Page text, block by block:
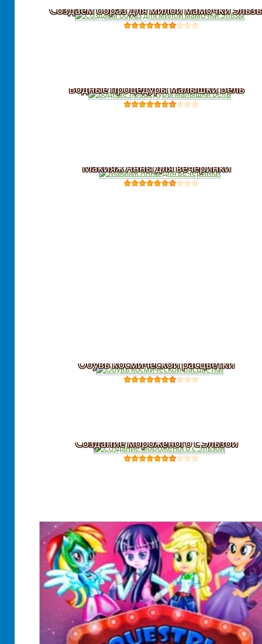
Создаем образ для милой мамочки
Водные процедуры малышки Бель
Макияж Анны для вечеринки
Обувь космической расцветки
Создание мороженого с Эльзой